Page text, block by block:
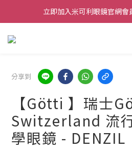
立即加入米可利眼鏡官網會
分享到
【Götti 】瑞士
Switzerland 流
學眼鏡 - DENZIL